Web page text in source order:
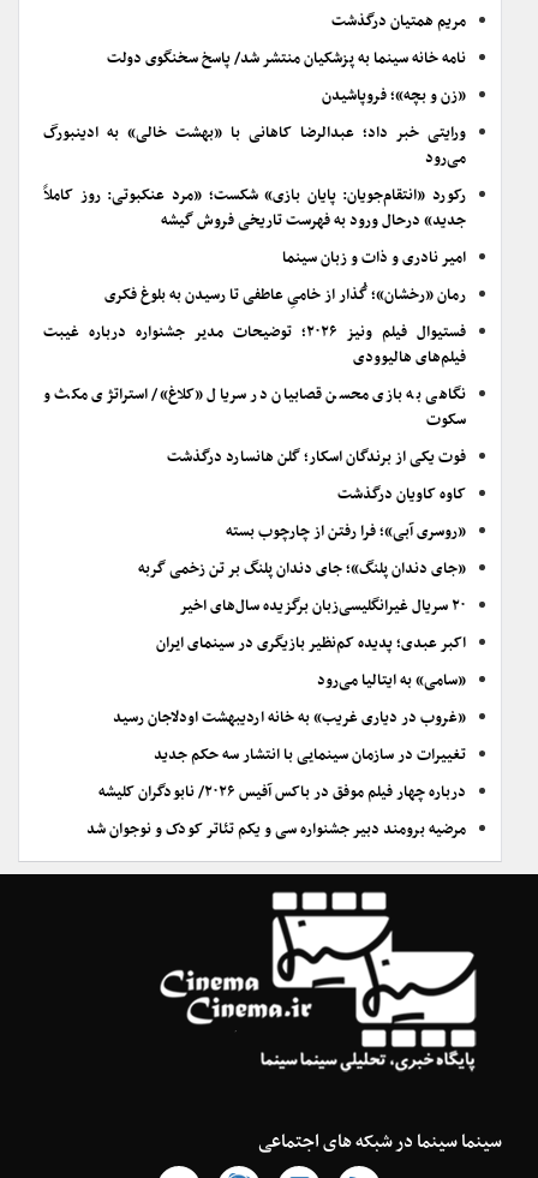
مریم همتیان درگذشت
نامه خانه سینما به پزشکیان منتشر شد/ پاسخ سخنگوی دولت
«زن و بچه»؛ فروپاشیدن
ورایتی خبر داد؛ عبدالرضا کاهانی با «بهشت خالی» به ادینبورگ
می‌رود
رکورد «انتقام‌جویان: پایان بازی» شکست؛ «مرد عنکبوتی: روز کاملاً
جدید» درحال ورود به فهرست تاریخی فروش گیشه
امیر نادری و ذات و زبان سینما
رمان «رخشان»؛ گُذار از خامیِ عاطفی تا رسیدن به بلوغ فکری
فستیوال فیلم ونیز ۲۰۲۶؛ توضیحات مدیر جشنواره درباره غیبت
فیلم‌های هالیوودی
نگاهی به بازی محسن قصابیان در سریال «کلاغ»/ استراتژی مکث و
سکوت
فوت یکی از برندگان اسکار؛ گلن هانسارد درگذشت
کاوه کاویان درگذشت
«روسری آبی»؛ فرا رفتن از چارچوب بسته
«جای دندان پلنگ»؛ جای دندان پلنگ بر تن زخمی گربه
۲۰ سریال غیرانگلیسی‌زبان برگزیده سال‌های اخیر
اکبر عبدی؛ پدیده کم‌نظیر بازیگری در سینمای ایران
«سامی» به ایتالیا می‌رود
«غروب در دیاری غریب» به خانه اردیبهشت اودلاجان رسید
تغییرات در سازمان سینمایی با انتشار سه حکم جدید
درباره چهار فیلم موفق در باکس آفیس ۲۰۲۶/ نابودگران کلیشه
مرضیه برومند دبیر جشنواره سی و یکم تئاتر کودک و نوجوان شد
سینما سینما در شبکه های اجتماعی